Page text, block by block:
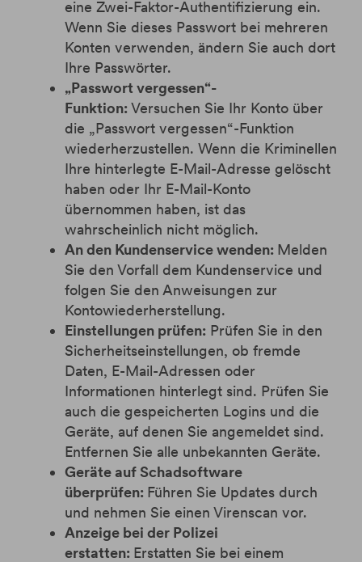
eine Zwei-Faktor-Authentifizierung ein.
Wenn Sie dieses Passwort bei mehreren
Konten verwenden, ändern Sie auch dort
Ihre Passwörter.
„Passwort vergessen“-
Funktion:Versuchen Sie Ihr Konto über
die „Passwort vergessen“-Funktion
wiederherzustellen. Wenn die Kriminellen
Ihre hinterlegte E-Mail-Adresse gelöscht
haben oder Ihr E-Mail-Konto
übernommen haben, ist das
wahrscheinlich nicht möglich.
An den Kundenservice wenden: Melden
Sie den Vorfall dem Kundenservice und
folgen Sie den Anweisungen zur
Kontowiederherstellung.
Einstellungen prüfen: Prüfen Sie in den
Sicherheitseinstellungen, ob fremde
Daten, E-Mail-Adressen oder
Informationen hinterlegt sind. Prüfen Sie
auch die gespeicherten Logins und die
Geräte, auf denen Sie angemeldet sind.
Entfernen Sie alle unbekannten Geräte.
Geräte auf Schadsoftware
überprüfen: Führen Sie Updates durch
und nehmen Sie einen Virenscan vor.
Anzeige bei der Polizei
erstatten: Erstatten Sie bei einem